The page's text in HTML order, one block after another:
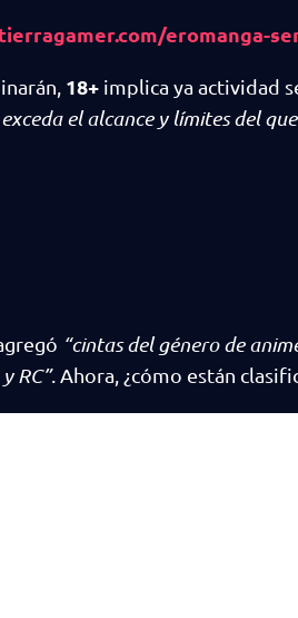
eromanga-
18+ implica ya actividad
el alcance y límites del
“cintas del género de
RC”. Ahora, ¿cómo están